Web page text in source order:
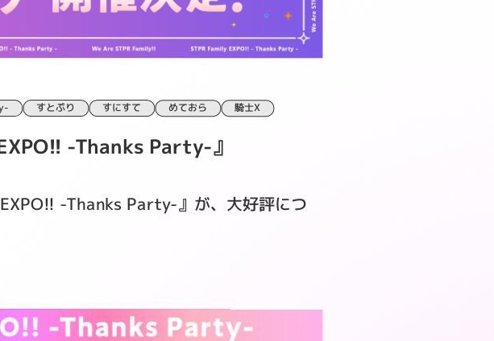
すとぷり すにすて めておら 騎士X
-Thanks Party-』
-Thanks Party-』が、大好評につ